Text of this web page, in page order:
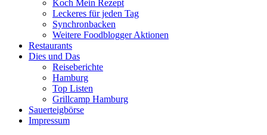
Koch Mein Rezept
Leckeres für jeden Tag
Synchronbacken
Weitere Foodblogger Aktionen
Restaurants
Dies und Das
Reiseberichte
Hamburg
Top Listen
Grillcamp Hamburg
Sauerteigbörse
Impressum